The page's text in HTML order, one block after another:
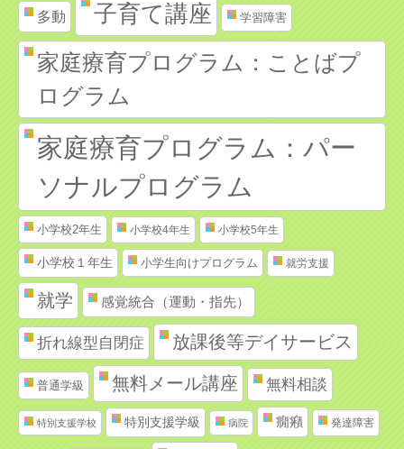
多動 子育て講座 学習障害
家庭療育プログラム：ことばプ
ログラム
家庭療育プログラム：パー
ソナルプログラム
小学校2年生 小学校4年生 小学校5年生
小学校１年生 小学生向けプログラム 就労支援
就学 感覚統合（運動・指先）
折れ線型自閉症 放課後等デイサービス
普通学級 無料メール講座 無料相談
特別支援学校 特別支援学級 病院 癇癪 発達障害